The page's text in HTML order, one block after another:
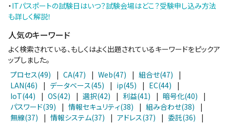
・ITパスポートの試験日はいつ？試験会場はどこ？受験申し込み方法
も詳しく解説！
人気のキーワード
よく検索されている、もしくはよく出題されているキーワードをピックア
ップしました。
プロセス(49)
| CA(47) | Web(47) | 組合せ(47)
|
LAN(46)
| データベース(45) | ip(45) | EC(44)
|
IoT(44)
| OS(42) | 選択(42) | 利益(41) | 暗号化(40)
|
パスワード(39)
| 情報セキュリティ(38) | 組み合わせ(38)
|
無線(37)
| 情報システム(37) | アドレス(37) | 委託(36)
|